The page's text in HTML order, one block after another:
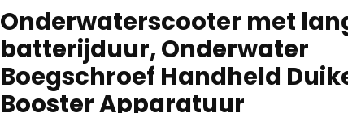
Onderwaterscooter met
batterijduur, Onderwater
Boegschroef Handheld
Booster Apparatuur